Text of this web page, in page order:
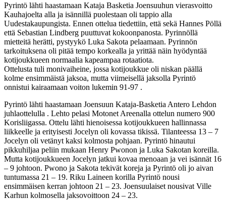
Pyrintö lähti haastamaan Kataja Basketia Joensuuhun vierasvoitto
Kauhajoelta alla ja isännillä puolestaan oli tappio alla
Uudestakaupungista. Ennen ottelua tiedettiin, että sekä Hannes Pöllä
että Sebastian Lindberg puuttuvat kokoonpanosta. Pyrinnöllä
mietteitä herätti, pystyykö Luka Sakota pelaamaan. Pyrinnön
tarkoituksena oli pitää tempo korkealla ja yrittää näin hyödyntää
kotijoukkueen normaalia kapeampaa rotaatiota.
Ottelusta tuli monivaiheine, jossa kotijoukkue oli niskan päällä
kolme ensimmäistä jaksoa, mutta viimeisellä jaksolla Pyrintö
onnistui kairaamaan voiton lukemin 91-97 .
Pyrintö lähti haastamaan Joensuun Kataja-Basketia Antero Lehdon
juhlaottelulla . Lehto pelasi Motonet Areenalla ottelun numero 900
Korisliigassa. Ottelu lähti hienoisessa kotijoukkueen hallinnassa
liikkeelle ja erityisesti Jocelyn oli kovassa tikissä. Tilanteessa 13 – 7
Jocelyn oli vetänyt kaksi kolmosta pohjaan. Pyrintö hinautui
pikkuhiljaa peliin mukaan Henry Pwonon ja Luka Sakotan koreilla.
Mutta kotijoukkueen Jocelyn jatkui kovaa menoaan ja vei isännät 16
– 9 johtoon. Pwono ja Sakota tekivät koreja ja Pyrintö oli jo aivan
tuntumassa 21 – 19. Riku Laineen korilla Pyrintö nousi
ensimmäisen kerran johtoon 21 – 23. Joensuulaiset nousivat Ville
Karhun kolmosella jaksovoittoon 24 – 23.